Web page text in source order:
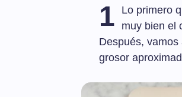
1
Lo primero
muy bien el
Después,
grosor